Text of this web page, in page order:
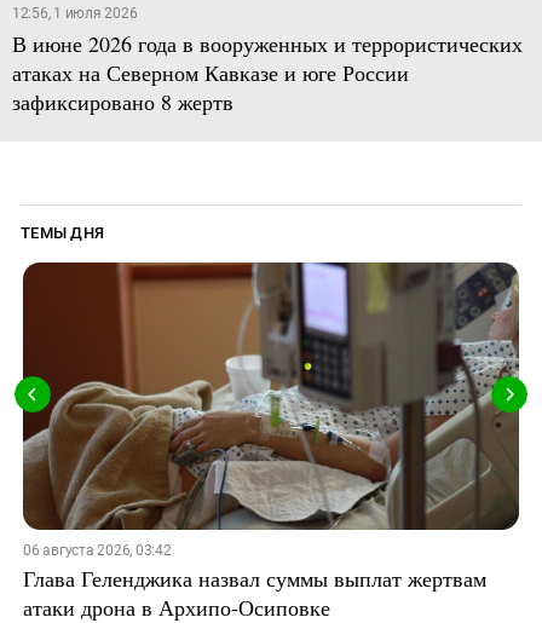
12:56, 1 июля 2026
В июне 2026 года в вооруженных и террористических
атаках на Северном Кавказе и юге России
зафиксировано 8 жертв
ТЕМЫ ДНЯ
06 августа 2026, 03:42
Глава Геленджика назвал суммы выплат жертвам
атаки дрона в Архипо-Осиповке